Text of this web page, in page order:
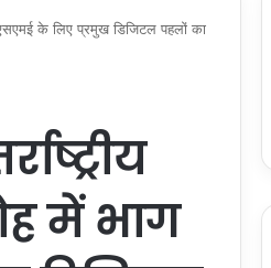
के लिए प्रमुख डिजिटल पहलों का
में भाग